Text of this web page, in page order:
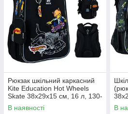
Рюкзак шкільний каркасний
Kite Education Hot Wheels
Skate 38x29x15 см, 16 л, 130-
145 см, чорний
В наявності
см,
В